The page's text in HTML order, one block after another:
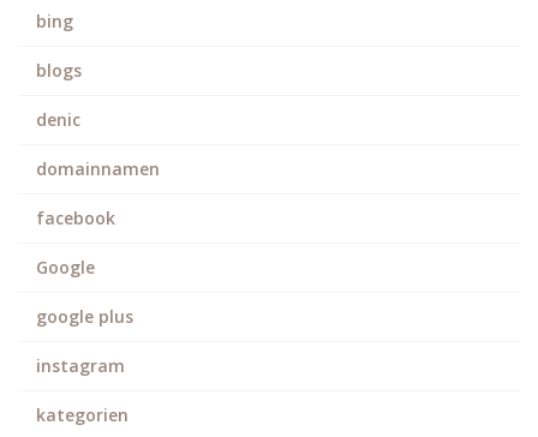
bing
blogs
denic
domainnamen
facebook
Google
google plus
instagram
kategorien